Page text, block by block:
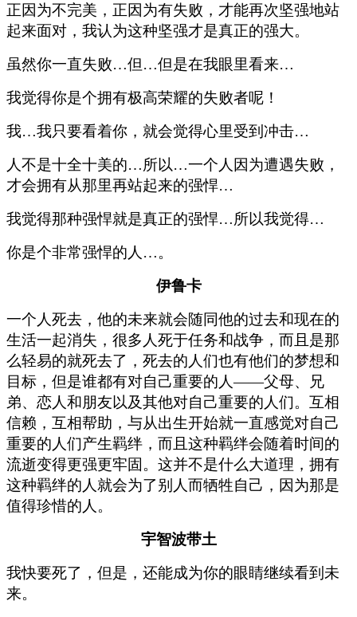
正因为不完美，正因为有失败，才能再次坚强地站
起来面对，我认为这种坚强才是真正的强大。
虽然你一直失败…但…但是在我眼里看来…
我觉得你是个拥有极高荣耀的失败者呢！
我…我只要看着你，就会觉得心里受到冲击…
人不是十全十美的…所以…一个人因为遭遇失败，
才会拥有从那里再站起来的强悍…
我觉得那种强悍就是真正的强悍…所以我觉得…
你是个非常强悍的人…。
伊鲁卡
一个人死去，他的未来就会随同他的过去和现在的
生活一起消失，很多人死于任务和战争，而且是那
么轻易的就死去了，死去的人们也有他们的梦想和
目标，但是谁都有对自己重要的人——父母、兄
弟、恋人和朋友以及其他对自己重要的人们。互相
信赖，互相帮助，与从出生开始就一直感觉对自己
重要的人们产生羁绊，而且这种羁绊会随着时间的
流逝变得更强更牢固。这并不是什么大道理，拥有
这种羁绊的人就会为了别人而牺牲自己，因为那是
值得珍惜的人。
宇智波带土
我快要死了，但是，还能成为你的眼睛继续看到未
来。